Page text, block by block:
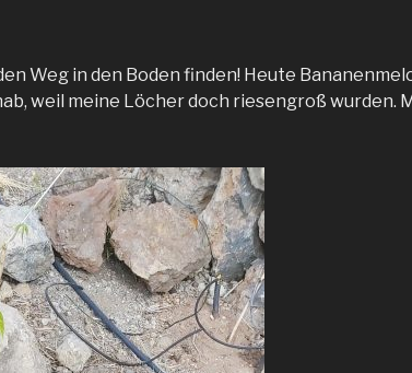
Weg in den Boden finden! Heute
weil meine Löcher doch riesengroß wurden.